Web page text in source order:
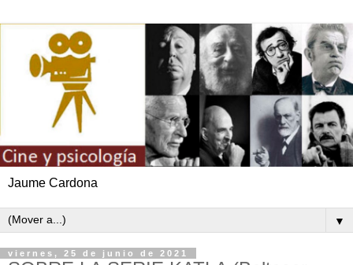
Jaume Cardona
▼
viernes, 25 de junio de 2021